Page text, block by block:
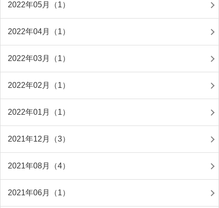
2022年05月（1）
2022年04月（1）
2022年03月（1）
2022年02月（1）
2022年01月（1）
2021年12月（3）
2021年08月（4）
2021年06月（1）